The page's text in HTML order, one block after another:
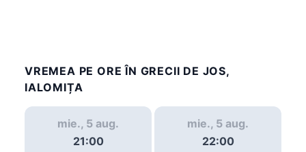
VREMEA PE ORE ÎN GRECII DE JOS,
IALOMIȚA
mie., 5 aug.
21:00
mie., 5 aug.
22:00